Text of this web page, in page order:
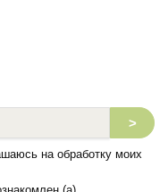
>
на обработку моих